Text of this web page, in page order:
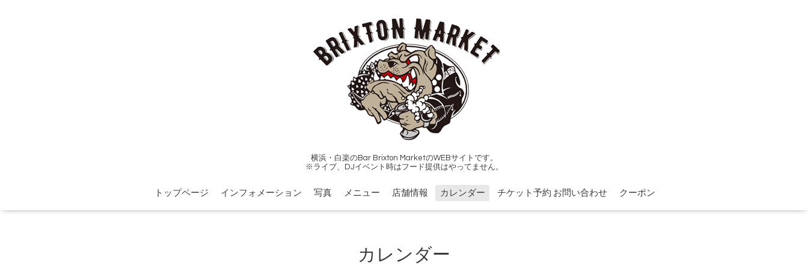
横浜・白楽のBar Brixton MarketのWEBサイトです。
※ライブ、DJイベント時はフード提供はやってません。
トップページ インフォメーション 写真 メニュー 店舗情報 カレンダー チケット予約 お問い合わせ クーポン
カレンダー